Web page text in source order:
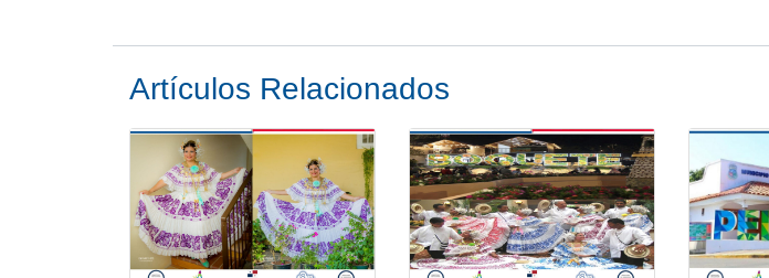
Artículos Relacionados